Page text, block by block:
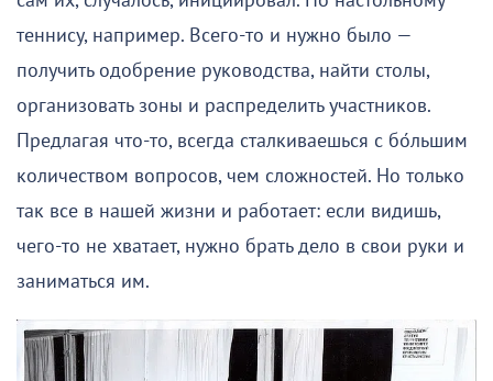
теннису, например. Всего-то и нужно было —
получить одобрение руководства, найти столы,
организовать зоны и распределить участников.
Предлагая что-то, всегда сталкиваешься с бо́льшим
количеством вопросов, чем сложностей. Но только
так все в нашей жизни и работает: если видишь,
чего-то не хватает, нужно брать дело в свои руки и
заниматься им.